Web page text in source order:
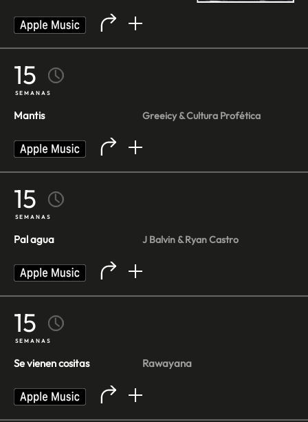
15
SEMANAS
Mantis Greeicy & Cultura Profética
15
SEMANAS
Pal agua J Balvin & Ryan Castro
15
SEMANAS
Se vienen cositas Rawayana